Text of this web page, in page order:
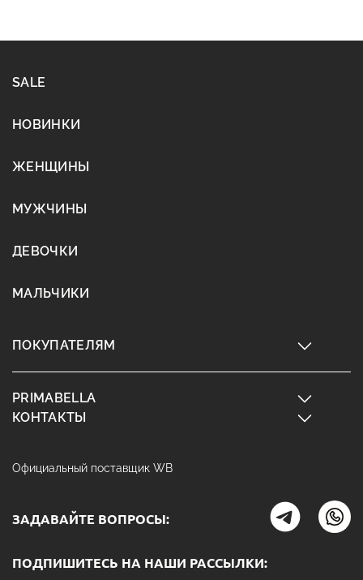
SALE
НОВИНКИ
ЖЕНЩИНЫ
МУЖЧИНЫ
ДЕВОЧКИ
МАЛЬЧИКИ
ПОКУПАТЕЛЯМ
PRIMABELLA
КОНТАКТЫ
Официальный поставщик WB
ЗАДАВАЙТЕ ВОПРОСЫ:
ПОДПИШИТЕСЬ НА НАШИ РАССЫЛКИ: